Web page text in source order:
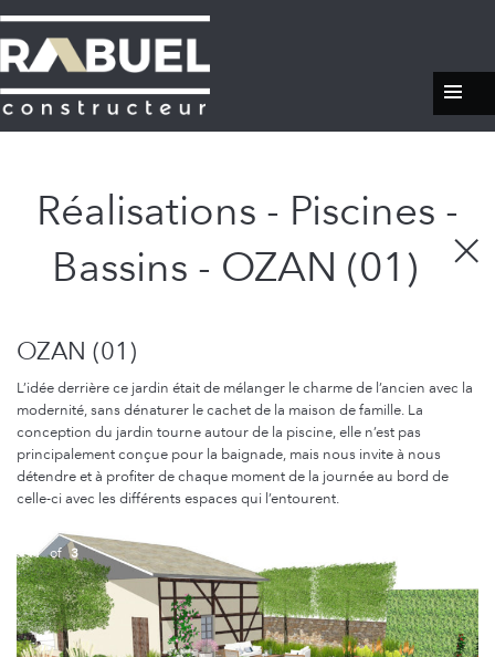
Réalisations - Piscines -
Bassins - OZAN (01)
OZAN (01)
L’idée derrière ce jardin était de mélanger le charme de l’ancien avec la
modernité, sans dénaturer le cachet de la maison de famille. La
conception du jardin tourne autour de la piscine, elle n’est pas
principalement conçue pour la baignade, mais nous invite à nous
détendre et à profiter de chaque moment de la journée au bord de
celle-ci avec les différents espaces qui l’entourent.
1 of 3